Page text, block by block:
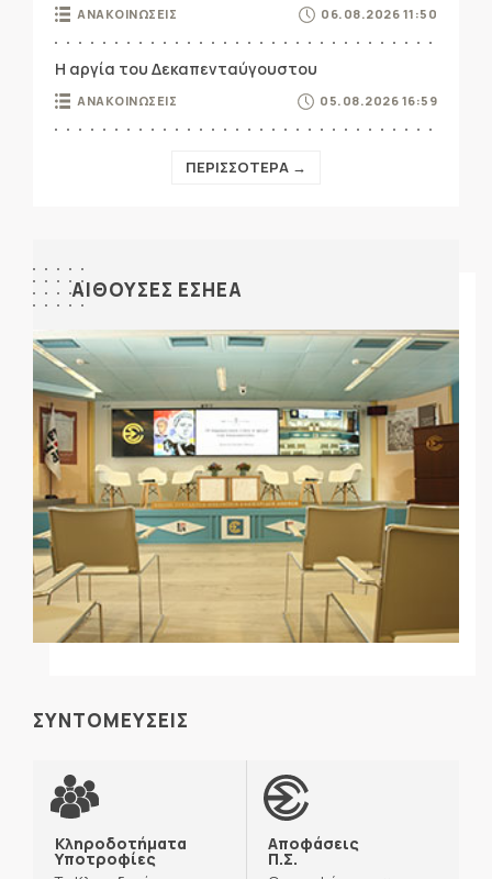
ΑΝΑΚΟΙΝΩΣΕΙΣ 06.08.2026 11:50
Η αργία του Δεκαπενταύγουστου
ΑΝΑΚΟΙΝΩΣΕΙΣ 05.08.2026 16:59
ΠΕΡΙΣΣΟΤΕΡΑ →
ΑΙΘΟΥΣΕΣ ΕΣΗΕΑ
ΣΥΝΤΟΜΕΥΣΕΙΣ
Κληροδοτήματα
Υποτροφίες
Αποφάσεις
Π.Σ.